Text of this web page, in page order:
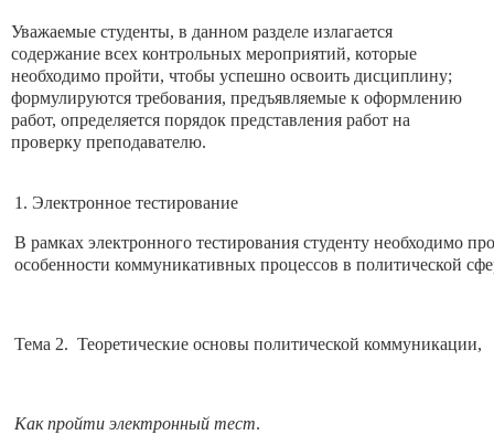
Уважаемые студенты, в данном разделе излагается
содержание всех контрольных мероприятий, которые
необходимо пройти, чтобы успешно освоить дисциплину;
формулируются требования, предъявляемые к оформлению
работ, определяется порядок представления работ на
проверку преподавателю.
1. Электронное тестирование
В рамках электронного тестирования студенту необходимо
особенности коммуникативных процессов в политической
Тема 2. Теоретические основы политической коммуникации,
Как пройти электронный тест.